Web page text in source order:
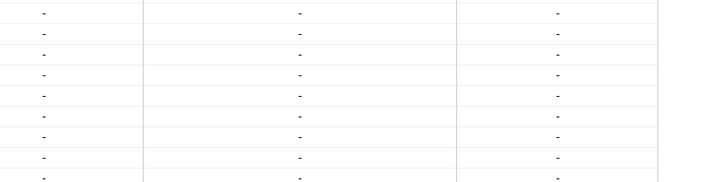
- -
-
- -
-
- -
-
- -
-
- -
-
- -
-
- -
-
- -
-
- -
-